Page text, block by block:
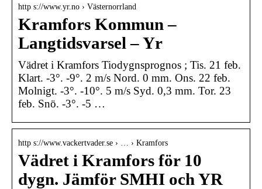
http s://www.yr.no › Västernorrland
Kramfors Kommun –
Langtidsvarsel – Yr
Vädret i Kramfors Tiodygnsprognos ; Tis. 21 feb.
Klart. -3°. -9°. 2 m/s Nord. 0 mm. Ons. 22 feb.
Molnigt. -3°. -10°. 5 m/s Syd. 0,3 mm. Tor. 23
feb. Snö. -3°. -5 …
http s://www.vackertvader.se › … › Kramfors
Vädret i Kramfors för 10
dygn. Jämför SMHI och YR